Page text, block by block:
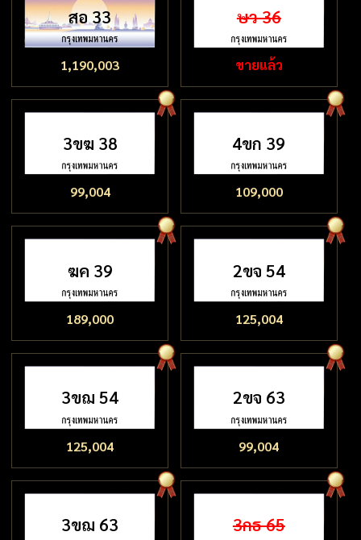
สอ 33
1,190,003
ษว 36
ขายแล้ว
3ขฆ 38
99,004
4ขก 39
109,000
ฆค 39
189,000
2ขจ 54
125,004
3ขฌ 54
125,004
2ขจ 63
99,004
3ขฌ 63 3กธ 65